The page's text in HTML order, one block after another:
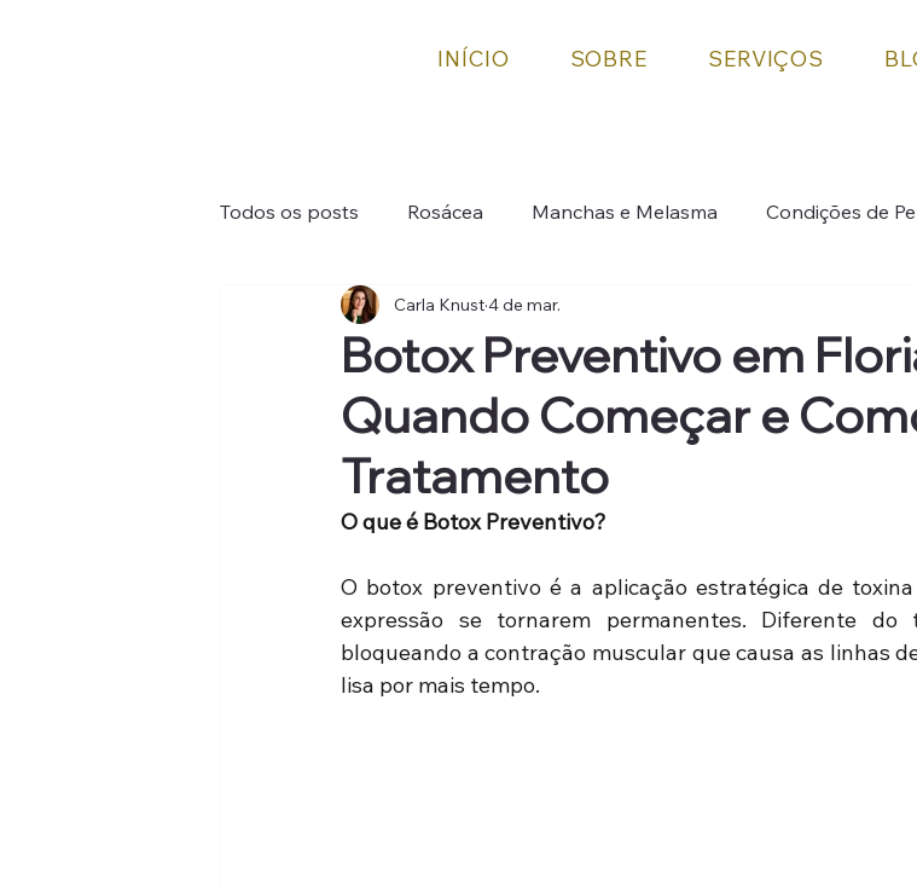
INÍCIO SOBRE SERVIÇOS
Todos os posts Rosácea Manchas e Melasma Condições de
Bioestimuladores e Rejuvenescimento
Botox Preventivo em
Quando Começar e
Tratamento
Carla Knust4 de mar.
O que é Botox Preventivo?
O botox preventivo é a aplicação estratégica de
expressão se tornarem permanentes. Diferente
bloqueando a contração muscular que causa as linhas
lisa por mais tempo.